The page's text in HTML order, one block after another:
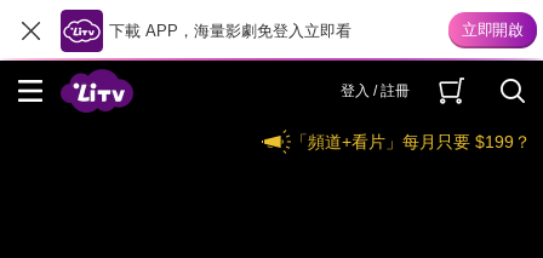
下載 APP，海量影劇免登入立即看
登入 / 註冊
「頻道+看片」每月只要 $199？